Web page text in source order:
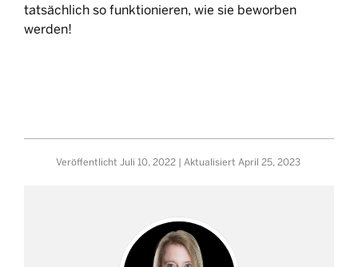
tatsächlich so funktionieren, wie sie beworben
werden!
Veröffentlicht Juli 10, 2022 | Aktualisiert April 25, 2023